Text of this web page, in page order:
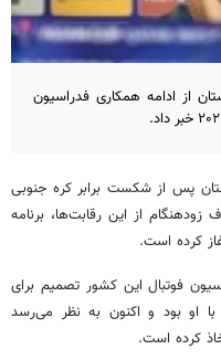
از ادامه همکاری فدراسیون
پس از شکست برابر کره جنوبی
از این رقابت‌ها، برنامه
فوتبال این کشور تصمیم برای
با او بود و اکنون به نظر می‌رسد
کرده است.